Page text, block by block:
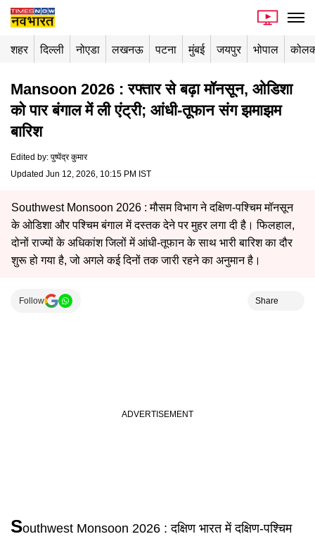
शहर दिल्ली नोएडा लखनऊ पटना मुंबई जयपुर भोपाल
Mansoon 2026 : रफ्तार से बढ़ा मॉनसून, ओडिशा
को पार बंगाल में ली एंट्री; आंधी-तूफान संग झमाझम
बारिश
Edited by: पुष्पेंद्र कुमार
Updated Jun 12, 2026, 10:15 PM IST
Southwest Monsoon 2026 : मौसम विभाग ने दक्षिण-पश्चिम मॉनसून
के ओडिशा और पश्चिम बंगाल में दस्तक देने पर मुहर लगा दी है। फिलहाल,
दोनों राज्यों के अधिकांश जिलों में आंधी-तूफान के साथ भारी बारिश का दौर
शुरू हो गया है, जो अगले कई दिनों तक जारी रहने का अनुमान है।
Follow Share
Southwest Monsoon 2026 : दक्षिण भारत में दक्षिण-पश्चिम